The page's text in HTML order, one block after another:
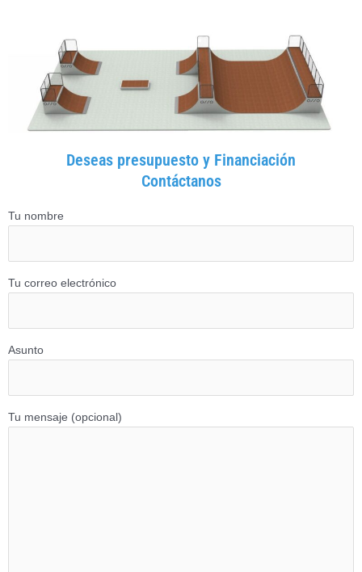
Deseas presupuesto y Financiación
Contáctanos
Tu nombre
Tu correo electrónico
Asunto
Tu mensaje (opcional)